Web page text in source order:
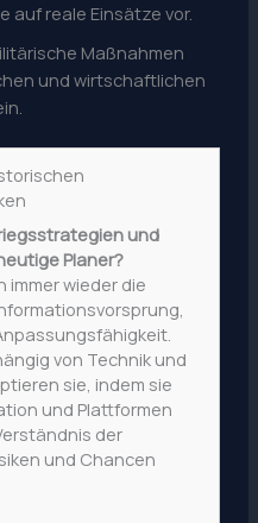
auf reale Einsätze vor.
Maßnahmen
und wirtschaftlichen
und
Planer?
immer wieder die
von Technik und
sie, indem sie
und Plattformen
der
und Chancen